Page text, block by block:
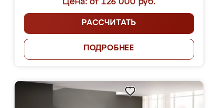
Цена: от 126 000 руб.
РАССЧИТАТЬ
ПОДРОБНЕЕ